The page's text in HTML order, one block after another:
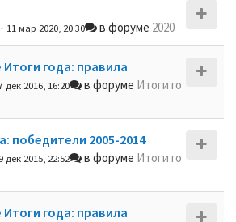
- 11 мар 2020, 20:30 в форуме 2020
года: правила
дек 2016, 16:20 в форуме Итоги го
победители 2005-2014
дек 2015, 22:52 в форуме Итоги го
года: правила